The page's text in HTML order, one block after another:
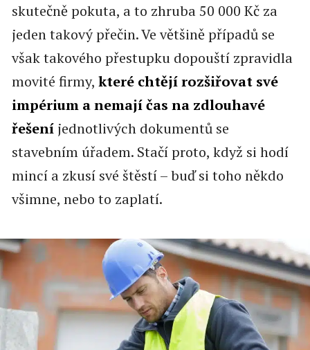
skutečně pokuta, a to zhruba 50 000 Kč za
jeden takový přečin. Ve většině případů se
však takového přestupku dopouští zpravidla
movité firmy, které chtějí rozšiřovat své
impérium a nemají čas na zdlouhavé
řešeníjednotlivých dokumentů se
stavebním úřadem. Stačí proto, když si hodí
mincí a zkusí své štěstí – buď si toho někdo
všimne, nebo to zaplatí.